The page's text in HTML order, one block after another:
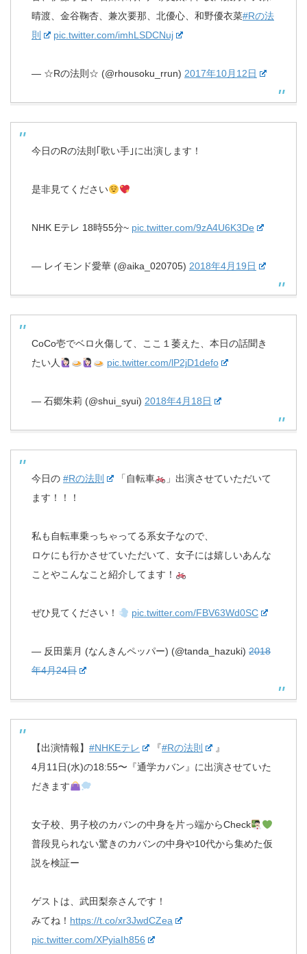
晴渡、金谷鞠杏、兼次要那、北優心、和野優衣菜#Rの法
則
pic.twitter.com/imhLSDCNuj
— ☆Rの法則☆ (@rhousoku_rrun) 2017年10月12日
今日のRの法則｢歌い手｣に出演します！
是非見てください
NHK Eテレ 18時55分~ pic.twitter.com/9zA4U6K3De
— レイモンド愛華 (@aika_020705) 2018年4月19日
CoCo壱でベロ火傷して、ここ１萎えた、本日の話聞き
たい人
pic.twitter.com/lP2jD1defo
— 石郷朱莉 (@shui_syui) 2018年4月18日
今日の #Rの法則 「自転車
」出演させていただいて
ます！！！
私も自転車乗っちゃってる系女子なので、
ロケにも行かさせていただいて、女子には嬉しいあんな
ことやこんなこと紹介してます！
ぜひ見てください！ pic.twitter.com/FBV63Wd0SC
— 反田葉月 (なんきんペッパー) (@tanda_hazuki) 2018
年4月24日
【出演情報】 #NHKEテレ 『#Rの法則
』
4月11日(水)の18:55〜『通学カバン』に出演させていた
だきます
女子校、男子校のカバンの中身を片っ端からCheck
普段見られない驚きのカバンの中身や10代から集めた仮
説を検証ー
ゲストは、武田梨奈さんです！
みてね！ https://t.co/xr3JwdCZea
pic.twitter.com/XPyiaIh856